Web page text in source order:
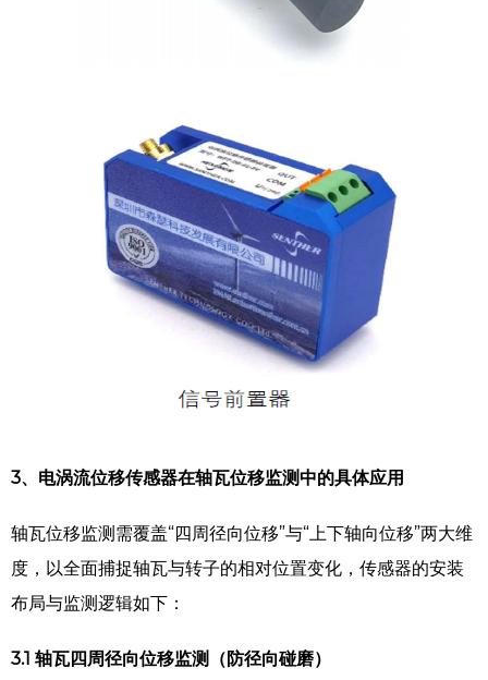
3、电涡流位移传感器在轴瓦位移监测中的具体应用
轴瓦位移监测需覆盖“四周径向位移”与“上下轴向位移”两大维
度，以全面捕捉轴瓦与转子的相对位置变化，传感器的安装
布局与监测逻辑如下：
3.1 轴瓦四周径向位移监测（防径向碰磨）